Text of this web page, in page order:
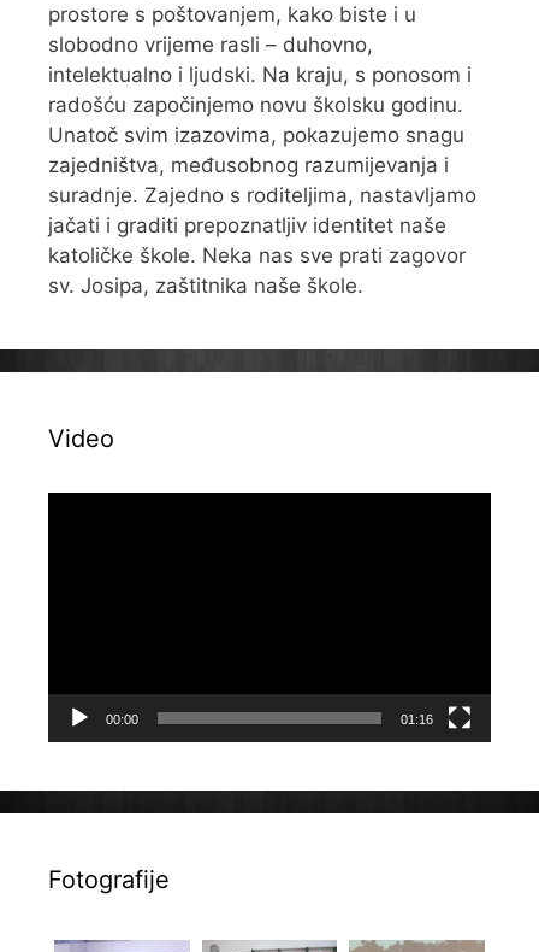
prostore s poštovanjem, kako biste i u
slobodno vrijeme rasli – duhovno,
intelektualno i ljudski. Na kraju, s ponosom i
radošću započinjemo novu školsku godinu.
Unatoč svim izazovima, pokazujemo snagu
zajedništva, međusobnog razumijevanja i
suradnje. Zajedno s roditeljima, nastavljamo
jačati i graditi prepoznatljiv identitet naše
katoličke škole. Neka nas sve prati zagovor
sv. Josipa, zaštitnika naše škole.
Video
00:00 01:16
Fotografije